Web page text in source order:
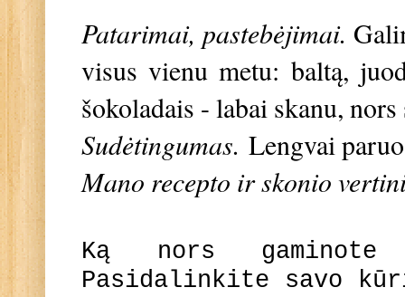
Patarimai, pastebėjimai.
visus vienu metu: baltą,
šokoladais - labai skanu,
Sudėtingumas. Lengvai
Mano recepto ir skonio
Ką nors
Pasidalinkite savo